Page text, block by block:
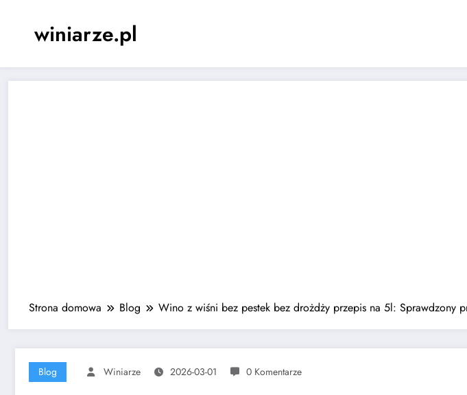
winiarze.pl
Strona domowa Blog Wino z wiśni bez pestek bez drożdży przepis na 5l: Sprawdzony
Blog Winiarze 2026-03-01 0 Komentarze